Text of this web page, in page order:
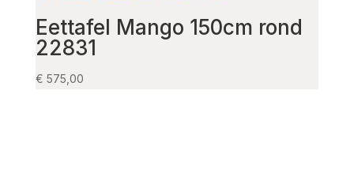
Eettafel Mango 150cm rond
22831
€ 575,00